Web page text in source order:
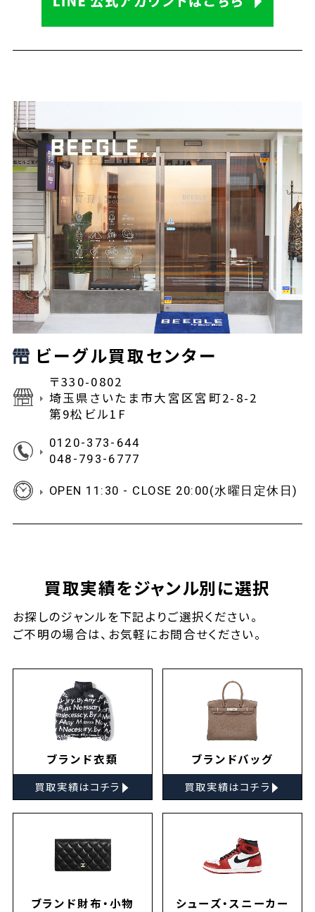
ビーグル買取センター
〒330-0802
埼玉県さいたま市大宮区宮町2-8-2
第9松ビル1F
0120-373-644
048-793-6777
OPEN 11:30 - CLOSE 20:00(水曜日定休日)
買取実績をジャンル別に選択
お探しのジャンルを下記よりご選択ください。
ご不明の場合は、お気軽にお問合せください。
ブランド衣類
買取実績はコチラ ▸
ブランドバッグ
買取実績はコチラ ▸
ブランド財布・小物 シューズ・スニーカー